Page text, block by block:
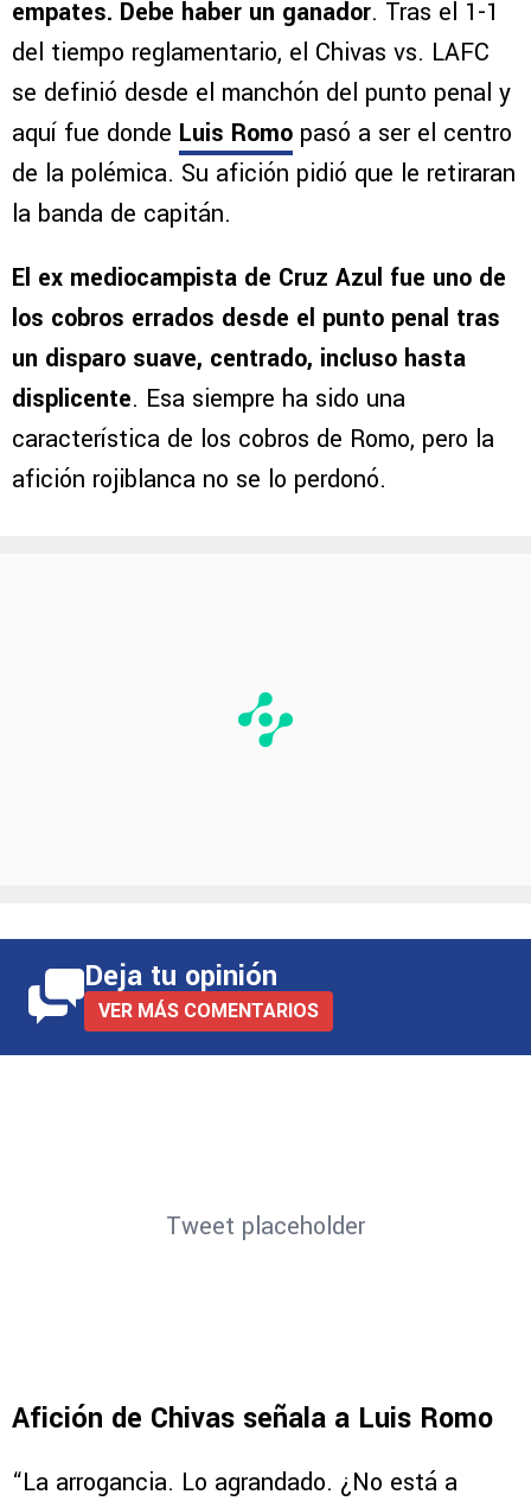
empates. Debe haber un ganador. Tras el 1-1
del tiempo reglamentario, el Chivas vs. LAFC
se definió desde el manchón del punto penal y
aquí fue donde Luis Romo pasó a ser el centro
de la polémica. Su afición pidió que le retiraran
la banda de capitán.
El ex mediocampista de Cruz Azul fue uno de
los cobros errados desde el punto penal tras
un disparo suave, centrado, incluso hasta
displicente. Esa siempre ha sido una
característica de los cobros de Romo, pero la
afición rojiblanca no se lo perdonó.
Deja tu opinión
VER MÁS COMENTARIOS
Tweet placeholder
Afición de Chivas señala a Luis Romo
“La arrogancia. Lo agrandado. ¿No está a